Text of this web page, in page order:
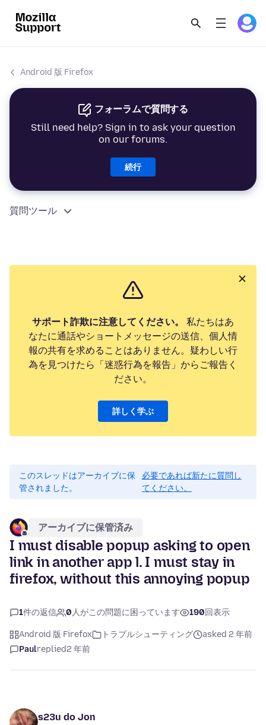
Android 版 Firefox
フォーラムで質問する
Still need help? Sign in to ask your question
on our forums.
続行
質問ツール
サポート詐欺に注意してください。
私たちはあ
なたに通話やショートメッセージの送信、個人情
報の共有を求めることはありません。疑わしい行
為を見つけたら「迷惑行為を報告」からご報告く
ださい。
詳しく学ぶ
このスレッドはアーカイブに保
管されました。
必要であれば新たに質問し
てください。
アーカイブに保管済み
I must disable popup asking to open
link in another app l. I must stay in
firefox, without this annoying popup
1件の返信 0人がこの問題に困っています 190回表示
Android 版 Firefox トラブルシューティング
asked 2 年前
Paulreplied2 年前
s23u do Jon